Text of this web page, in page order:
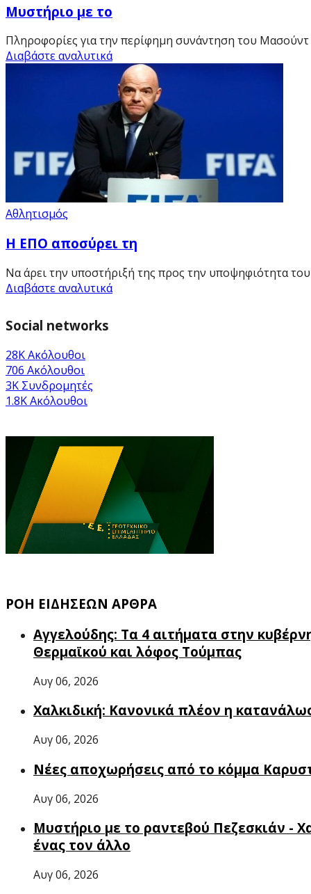
Μυστήριο με το
Πληροφορίες για την περίφημη συνάντηση του
Διαβάστε αναλυτικά
Αθλητισμός
Η ΕΠΟ αποσύρει τη
Να άρει την υποστήριξή της προς την υποψηφιότητα του
Διαβάστε αναλυτικά
Social networks
28KΑκόλουθοι
706 Ακόλουθοι
3K Συνδρομητές
1.8KΑκόλουθοι
ΡΟΗ ΕΙΔΗΣΕΩΝ ΑΡΘΡΑ
Αγγελούδης: Τα 4 αιτήματα στην
Θερμαϊκού και λόφος Τούμπας
Αυγ 06, 2026
Χαλκιδική: Κανονικά πλέον η
Αυγ 06, 2026
Νέες αποχωρήσεις από το κόμμα
Αυγ 06, 2026
Μυστήριο με το ραντεβού Πεζεσκιάν -
ένας τον άλλο
Αυγ 06, 2026